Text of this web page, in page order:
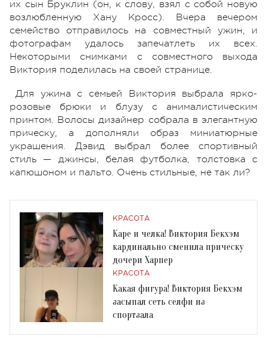
их сын Бруклин (он, к слову, взял с собой новую
возлюбленную Хану Кросс). Вчера вечером
семейство отправилось на совместный ужин, и
фотографам удалось запечатлеть их всех.
Некоторыми снимками с совместного выхода
Виктория поделилась на своей странице.
Для ужина с семьей Виктория выбрала ярко-
розовые брюки и блузу с анималистическим
принтом. Волосы дизайнер собрала в элегантную
прическу, а дополняли образ миниатюрные
украшения. Дэвид выбрал более спортивный
стиль — джинсы, белая футболка, толстовка с
капюшоном и пальто. Очень стильные, не так ли?
КРАСОТА
Каре и челка! Виктория Бекхэм
кардинально сменила прическу
дочери Харпер
КРАСОТА
Какая фигура! Виктория Бекхэм
засыпал сеть селфи из
спортзала